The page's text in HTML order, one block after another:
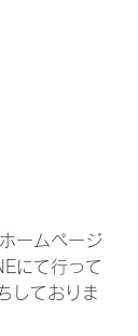
ームページ
にて行って
しておりま